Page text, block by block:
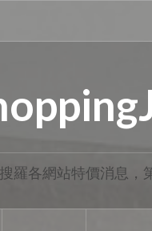
羅各網站特價消息，